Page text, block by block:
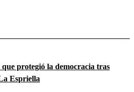
protegió la democracia tras
Espriella